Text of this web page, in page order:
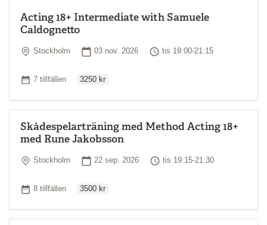
Acting 18+ Intermediate with Samuele
Caldognetto
Plats
Stockholm Startdatum
03 nov. 2026 Tid
tis 19:00-21:15
Antal tillfällen
7 tillfällen 3250 kr
Skådespelarträning med Method Acting 18+
med Rune Jakobsson
Plats
Stockholm Startdatum
22 sep. 2026 Tid
tis 19:15-21:30
Antal tillfällen
8 tillfällen 3500 kr